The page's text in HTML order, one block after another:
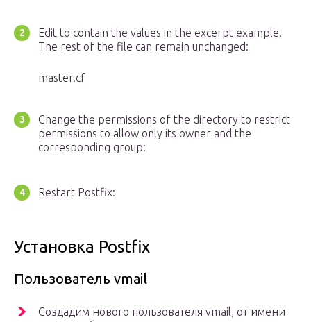
Edit to contain the values in the excerpt example.
The rest of the file can remain unchanged:
master.cf
Change the permissions of the directory to restrict
permissions to allow only its owner and the
corresponding group:
Restart Postfix:
Установка Postfix
Пользователь vmail
Создадим нового пользователя vmail, от имени